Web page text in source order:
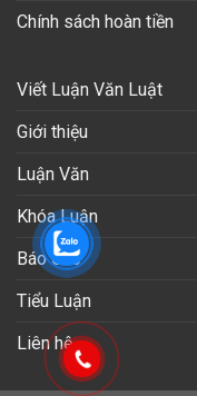
Chính sách hoàn tiền
Viết Luận Văn Luật
Giới thiệu
Luận Văn
Khóa Luận
Báo Cáo
Tiểu Luận
Liên hệ